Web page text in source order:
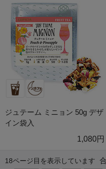
ジュテーム ミニョン 50g デザ
イン袋入
1,080円
18ページ目を表示しています